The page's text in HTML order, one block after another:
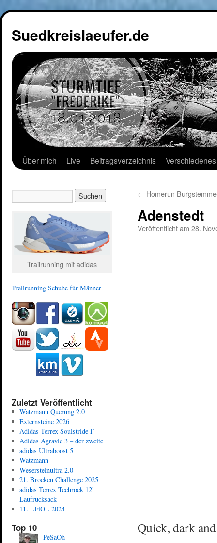
Suedkreislaeufer.de
Über mich Live Beitragsverzeichnis Verschiedenes
← Homerun
Adenstedt
Veröffentlicht am 28.
Quick, dark
Trailrunning mit adidas
Trailrunning Schuhe für Männer
Zuletzt Veröffentlicht
Watzmann Querung 2.0
Externsteine 2026
Adidas Terrex Soulstride F
Adidas Agravic 3 – der zweite
adidas Ultraboost 5
Watzmann
Wesersteinultra 2.0
21. Brocken Challenge 2025
adidas Terrex Techrock 12l
Laufrucksack
11. LFiOL 2024
Top 10
PeSaOh